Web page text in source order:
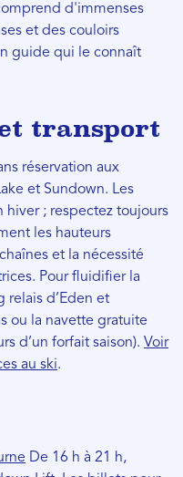
d'immenses
et des couloirs
guide qui le connaît
transport
réservation aux
et Sundown. Les
hiver ; respectez toujours
les hauteurs
et la nécessité
Pour fluidifier la
relais d’Eden et
ou la navette gratuite
d’un forfait saison). Voir
au ski.
De 16 h à 21 h,